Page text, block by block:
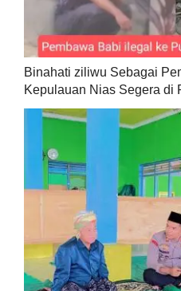
Binahati ziliwu Sebagai
Kepulauan Nias Segera di